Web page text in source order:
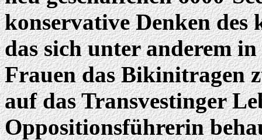
konservative Denken
das sich unter anderem
Frauen das Bikinitragen
auf das Transvestinger
Oppositionsführerin